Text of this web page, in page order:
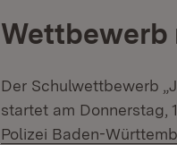
Wettbewerb
Der Schulwettbewerb
startet am Donnerstag,
Polizei Baden-